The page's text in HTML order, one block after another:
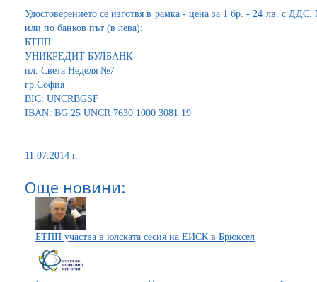
Удостоверението се изготвя в рамка - цена за 1 бр. - 24 лв. с
или по банков път (в лева):
БТПП
УНИКРЕДИТ БУЛБАНК
пл. Света Неделя №7
гр.София
BIC: UNCRBGSF
IBAN: BG 25 UNCR 7630 1000 3081 19
11.07.2014 г.
Още новини:
БТПП участва в юлската сесия на ЕИСК в Брюксел